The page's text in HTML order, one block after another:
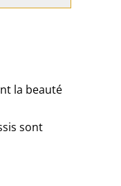
la beauté
sont